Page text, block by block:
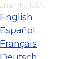
známky USA
English
Español
Français
Deutsch